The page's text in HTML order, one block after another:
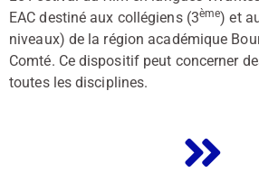
EAC destiné aux collégiens (3ème) et
niveaux) de la région académique
Comté. Ce dispositif peut concerner
toutes les disciplines.